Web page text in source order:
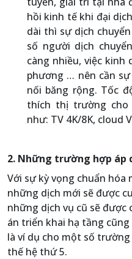
hồi kinh tế khi đại
dài thì sự dịch
số người dịch
càng nhiều, việc kinh
phương … nên cần
nối băng rộng. Tốc
thích thị trường cho
như: TV 4K/8K, cloud
2. Những trường hợp áp
Với sự kỳ vọng chuẩn
những dịch mới sẽ được
những dịch vụ cũ sẽ
án triển khai hạ tầng
là ví dụ cho một số
thế hệ thứ 5.